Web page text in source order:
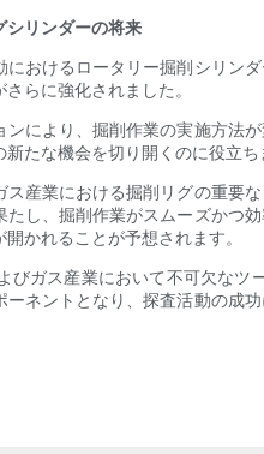
シリンダーの将来
おけるロータリー掘削シリン
らに強化されました。
により、掘削作業の実施方法
たな機会を切り開くのに役立ち
産業における掘削リグの重要
し、掘削作業がスムーズか
かれることが予想されます。
びガス産業において不可欠な
ネントとなり、探査活動の成